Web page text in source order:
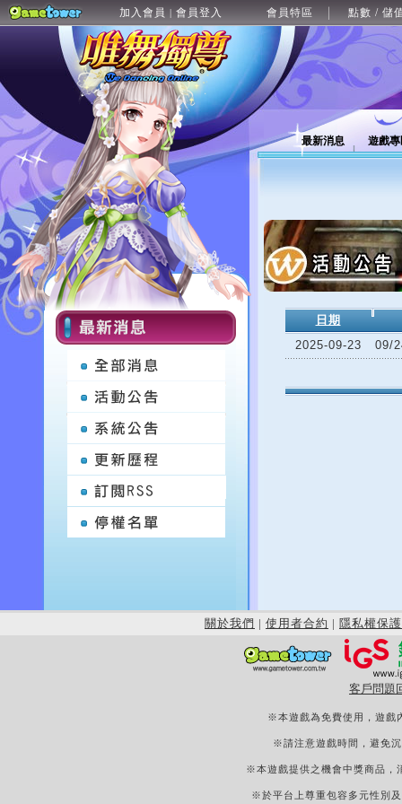
加入會員 | 會員登入 會員特區 點數 / 儲
最新消息 遊戲
日期
2025-09-23
09/
關於我們 | 使用者合約 | 隱私權保護
客戶問題
※本遊戲為免費使用，遊戲
※請注意遊戲時間，避免
※本遊戲提供之機會中獎商品，
※於平台上尊重包容多元性別